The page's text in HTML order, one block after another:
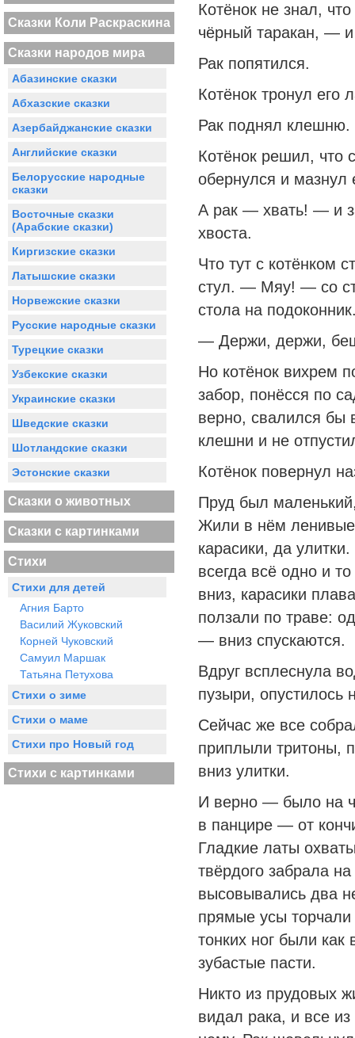
Сказки Коли Раскраскина
Сказки народов мира
Абазинские сказки
Абхазские сказки
Азербайджанские сказки
Английские сказки
Белорусские народные
сказки
Восточные сказки
(Арабские сказки)
Киргизские сказки
Латышские сказки
Норвежские сказки
Русские народные сказки
Турецкие сказки
Узбекские сказки
Украинские сказки
Шведские сказки
Шотландские сказки
Эстонские сказки
Сказки о животных
Сказки с картинками
Стихи
Стихи для детей
Агния Барто
Василий Жуковский
Корней Чуковский
Самуил Маршак
Татьяна Петухова
Стихи о зиме
Стихи о маме
Стихи про Новый год
Стихи с картинками
Котёнок не знал,
чёрный таракан, —
Рак попятился.
Котёнок тронул его
Рак поднял клешню.
Котёнок решил, что
обернулся и мазнул
А рак — хвать! — и
хвоста.
Что тут с котёнком
стул. — Мяу! — со
стола на
— Держи, держи,
Но котёнок вихрем
забор, понёсся по
верно, свалился бы
клешни и не
Котёнок повернул
Пруд был
Жили в нём ленивые
карасики, да
всегда всё одно и
вниз, карасики
ползали по траве:
— вниз спускаются.
Вдруг всплеснула
пузыри, опустилось
Сейчас же все
приплыли тритоны,
вниз улитки.
И верно — было на
в панцире — от
Гладкие латы
твёрдого забрала
высовывались два
прямые усы
тонких ног были
зубастые пасти.
Никто из прудовых
видал рака, и все